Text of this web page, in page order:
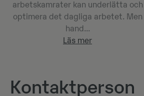
arbetskamrater kan underlätta och
optimera det dagliga arbetet. Men
hand...
Läs mer
Kontaktperson